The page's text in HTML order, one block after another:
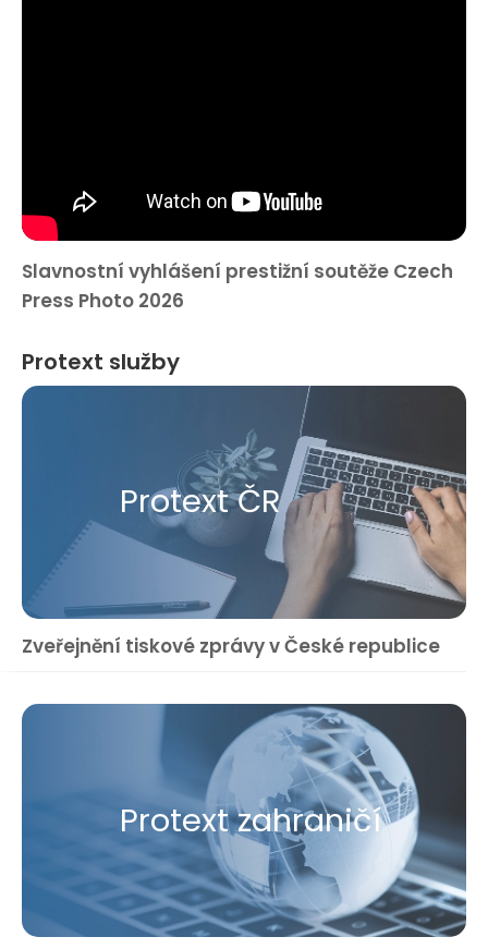
Slavnostní vyhlášení prestižní soutěže Czech
Press Photo 2026
Protext služby
Protext ČR
Zveřejnění tiskové zprávy v České republice
Protext zahraničí